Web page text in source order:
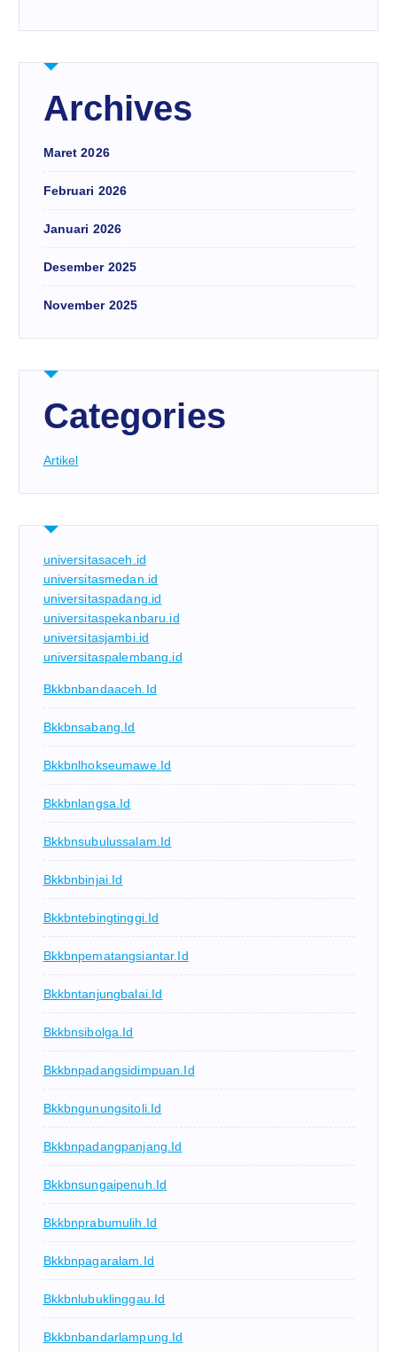
Archives
Maret 2026
Februari 2026
Januari 2026
Desember 2025
November 2025
Categories
Artikel
universitasaceh.id
universitasmedan.id
universitaspadang.id
universitaspekanbaru.id
universitasjambi.id
universitaspalembang.id
Bkkbnbandaaceh.id
Bkkbnsabang.id
Bkkbnlhokseumawe.id
Bkkbnlangsa.id
Bkkbnsubulussalam.id
Bkkbnbinjai.id
Bkkbntebingtinggi.id
Bkkbnpematangsiantar.id
Bkkbntanjungbalai.id
Bkkbnsibolga.id
Bkkbnpadangsidimpuan.id
Bkkbngunungsitoli.id
Bkkbnpadangpanjang.id
Bkkbnsungaipenuh.id
Bkkbnprabumulih.id
Bkkbnpagaralam.id
Bkkbnlubuklinggau.id
Bkkbnbandarlampung.id